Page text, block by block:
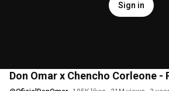
Sign in
Don Omar x Chencho Corleone